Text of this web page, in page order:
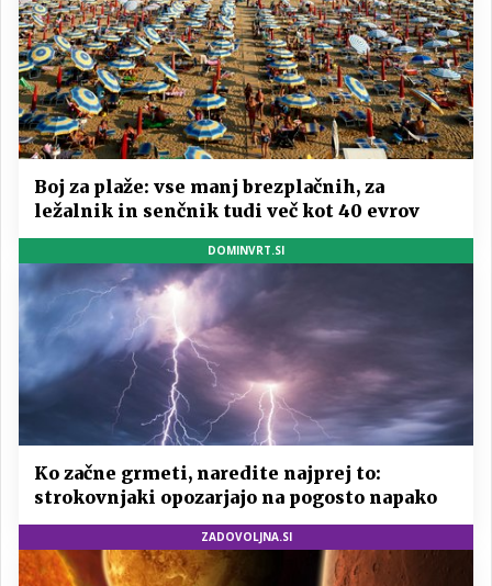
Boj za plaže: vse manj brezplačnih, za
ležalnik in senčnik tudi več kot 40 evrov
DOMINVRT.SI
Ko začne grmeti, naredite najprej to:
strokovnjaki opozarjajo na pogosto napako
ZADOVOLJNA.SI